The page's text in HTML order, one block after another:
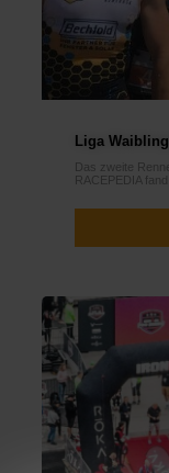
Liga
Das zweite
RACEPEDIA